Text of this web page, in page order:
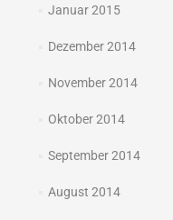
Januar 2015
Dezember 2014
November 2014
Oktober 2014
September 2014
August 2014